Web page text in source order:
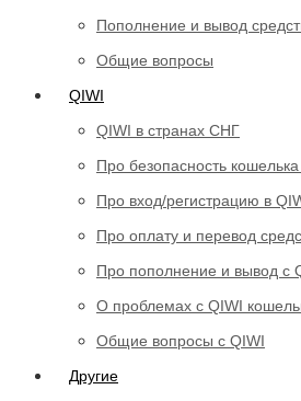
Пополнение и вывод
Общие вопросы
QIWI
QIWI в странах СНГ
Про безопасность
Про вход/регистрацию в
Про оплату и перевод
Про пополнение и вывод с
О проблемах с QIWI
Общие вопросы с QIWI
Другие